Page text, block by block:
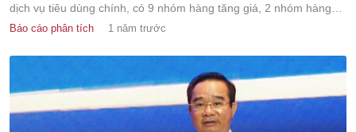
dịch vụ tiêu dùng chính, có 9 nhóm hàng tăng giá, 2 nhóm hàng
giảm giá.
Báo cáo phân tích 1 năm trước